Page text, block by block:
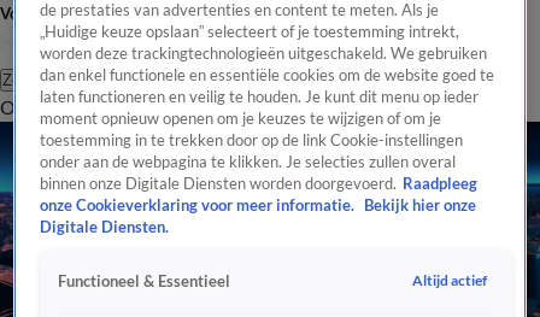
Volg Hart van Nederland
Zoeken
OverzichtRegioUitzendingenWeerTip de redactiePanelVideo's
de prestaties van advertenties en content te meten. Als je
„Huidige keuze opslaan” selecteert of je toestemming intrekt,
worden deze trackingtechnologieën uitgeschakeld. We gebruiken
dan enkel functionele en essentiële cookies om de website goed te
laten functioneren en veilig te houden. Je kunt dit menu op ieder
moment opnieuw openen om je keuzes te wijzigen of om je
toestemming in te trekken door op de link Cookie-instellingen
onder aan de webpagina te klikken. Je selecties zullen overal
binnen onze Digitale Diensten worden doorgevoerd. Raadpleeg
onze Cookieverklaring voor meer informatie.
Bekijk hier onze
Digitale Diensten.
Functioneel & Essentieel Altijd actief